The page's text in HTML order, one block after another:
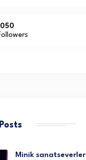
Minik sanatseverler